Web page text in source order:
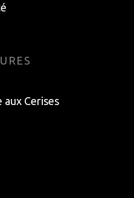
aux Cerises